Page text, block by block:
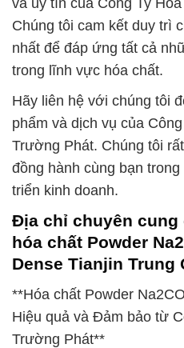
và uy tín của Công Ty
Chúng tôi cam kết duy trì
nhất để đáp ứng tất cả
trong lĩnh vực hóa chất.
Hãy liên hệ với chúng tôi
phẩm và dịch vụ của
Trường Phát. Chúng tôi
đồng hành cùng bạn
triển kinh doanh.
Địa chỉ chuyên
hóa chất Powder
Dense Tianjin Trung
**Hóa chất Powder
Hiệu quả và Đảm bảo từ
Trường Phát**